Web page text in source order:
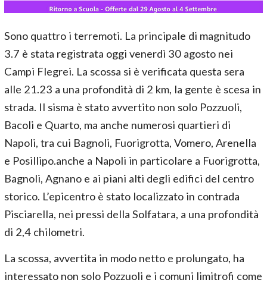
Sono quattro i terremoti. La principale di magnitudo
3.7 è stata registrata oggi venerdì 30 agosto nei
Campi Flegrei. La scossa si è verificata questa sera
alle 21.23 a una profondità di 2 km, la gente è scesa in
strada. Il sisma è stato avvertito non solo Pozzuoli,
Bacoli e Quarto, ma anche numerosi quartieri di
Napoli, tra cui Bagnoli, Fuorigrotta, Vomero, Arenella
e Posillipo.anche a Napoli in particolare a Fuorigrotta,
Bagnoli, Agnano e ai piani alti degli edifici del centro
storico. L’epicentro è stato localizzato in contrada
Pisciarella, nei pressi della Solfatara, a una profondità
di 2,4 chilometri.
La scossa, avvertita in modo netto e prolungato, ha
interessato non solo Pozzuoli e i comuni limitrofi come